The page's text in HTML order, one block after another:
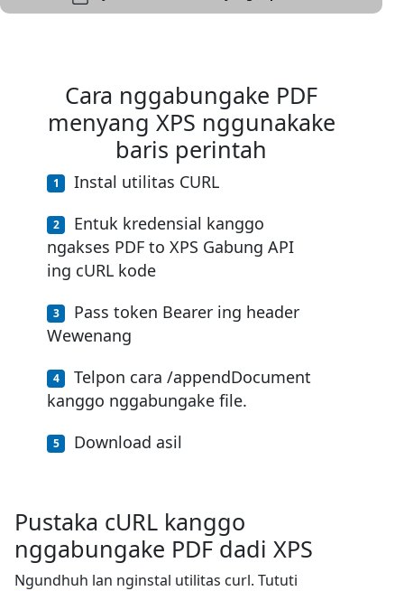
Cara nggabungake PDF
menyang XPS nggunakake
baris perintah
Instal utilitas CURL
Entuk kredensial kanggo
ngakses PDF to XPS Gabung API
ing cURL kode
Pass token Bearer ing header
Wewenang
Telpon cara /appendDocument
kanggo nggabungake file.
Download asil
Pustaka cURL kanggo
nggabungake PDF dadi XPS
Ngundhuh lan nginstal utilitas curl. Tututi